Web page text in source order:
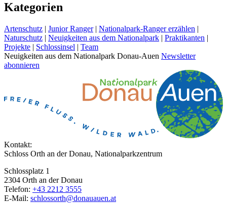
Kategorien
Artenschutz | Junior Ranger | Nationalpark-Ranger erzählen |
Naturschutz | Neuigkeiten aus dem Nationalpark | Praktikanten |
Projekte | Schlossinsel | Team
Neuigkeiten aus dem Nationalpark Donau-Auen Newsletter
abonnieren
Kontakt:
Schloss Orth an der Donau, Nationalparkzentrum
Schlossplatz 1
2304 Orth an der Donau
Telefon: +43 2212 3555
E-Mail: schlossorth@donauauen.at